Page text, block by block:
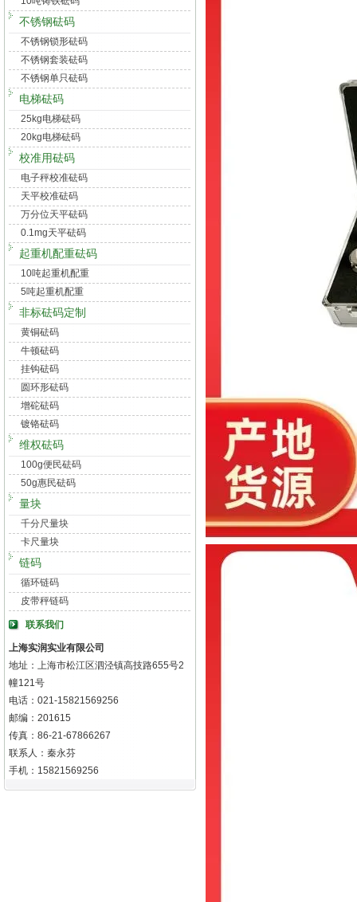
不锈钢砝码
不锈钢锁形砝码
不锈钢套装砝码
不锈钢单只砝码
电梯砝码
25kg电梯砝码
20kg电梯砝码
校准用砝码
电子秤校准砝码
天平校准砝码
万分位天平砝码
0.1mg天平砝码
起重机配重砝码
10吨起重机配重
5吨起重机配重
非标砝码定制
黄铜砝码
牛顿砝码
挂钩砝码
圆环形砝码
增砣砝码
镀铬砝码
维权砝码
100g便民砝码
50g惠民砝码
量块
千分尺量块
卡尺量块
链码
循环链码
皮带秤链码
联系我们
上海实润实业有限公司
地址：上海市松江区泗泾镇高技路655号2
幢121号
电话：021-15821569256
邮编：201615
传真：86-21-67866267
联系人：秦永芬
手机：15821569256